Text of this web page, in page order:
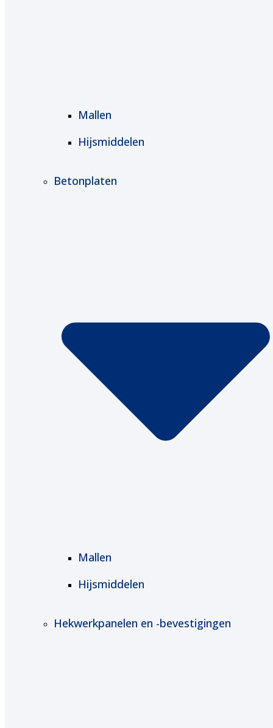
Mallen
Hijsmiddelen
Betonplaten
Mallen
Hijsmiddelen
Hekwerkpanelen en -bevestigingen